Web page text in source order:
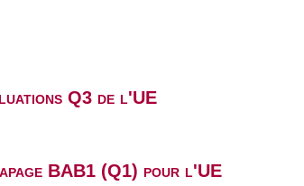
Q3 de l'UE
BAB1 (Q1) pour l'UE